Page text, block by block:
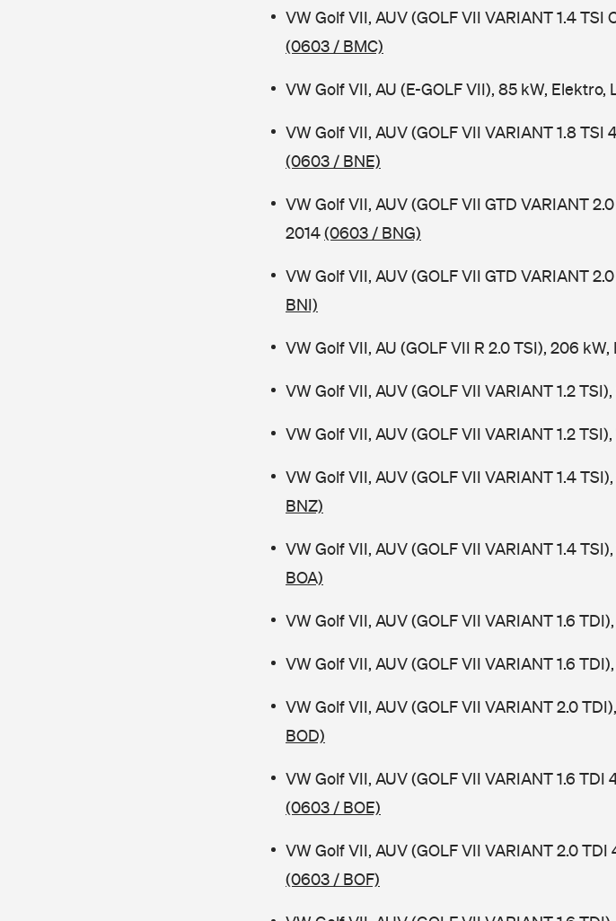
VW Golf VII, AUV (GOLF VII VARIANT 1.4 TSI
(0603 / BMC)
VW Golf VII, AU (E-GOLF VII), 85 kW, Elektro,
VW Golf VII, AUV (GOLF VII VARIANT 1.8
(0603 / BNE)
VW Golf VII, AUV (GOLF VII GTD VARIANT
2014(0603 / BNG)
VW Golf VII, AUV (GOLF VII GTD VARIANT
BNI)
VW Golf VII, AU (GOLF VII R 2.0 TSI), 206
VW Golf VII, AUV (GOLF VII VARIANT 1.2
VW Golf VII, AUV (GOLF VII VARIANT 1.2
VW Golf VII, AUV (GOLF VII VARIANT 1.4
BNZ)
VW Golf VII, AUV (GOLF VII VARIANT 1.4
BOA)
VW Golf VII, AUV (GOLF VII VARIANT 1.6
VW Golf VII, AUV (GOLF VII VARIANT 1.6
VW Golf VII, AUV (GOLF VII VARIANT 2.0
BOD)
VW Golf VII, AUV (GOLF VII VARIANT 1.6
(0603 / BOE)
VW Golf VII, AUV (GOLF VII VARIANT 2.0
(0603 / BOF)